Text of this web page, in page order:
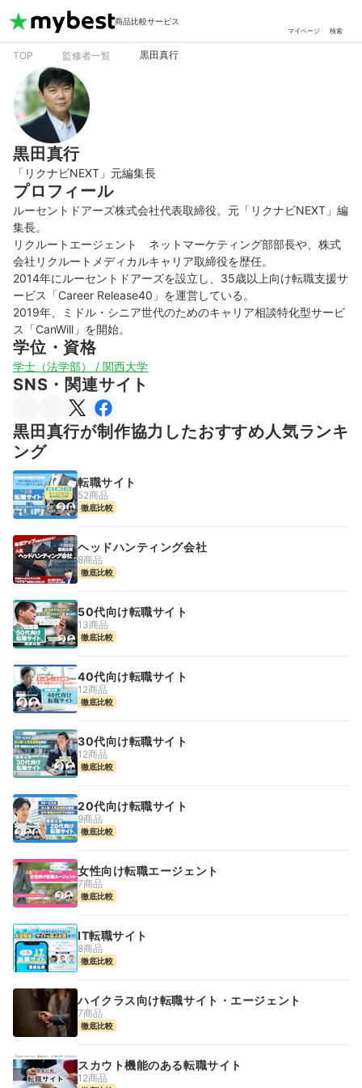
商品比較サービス
マイページ 検索
TOP 監修者一覧 黒田真行
黒田真行
「リクナビNEXT」元編集長
プロフィール
ルーセントドアーズ株式会社代表取締役。元「リクナビNEXT」編
集長。
リクルートエージェント　ネットマーケティング部部長や、株式
会社リクルートメディカルキャリア取締役を歴任。
2014年にルーセントドアーズを設立し、35歳以上向け転職支援サ
ービス「Career Release40」を運営している。
2019年、ミドル・シニア世代のためのキャリア相談特化型サービ
ス「CanWill」を開始。
学位・資格
学士（法学部） / 関西大学
SNS・関連サイト
黒田真行が制作協力したおすすめ人気ランキ
ング
転職サイト
52商品
徹底比較
ヘッドハンティング会社
8商品
徹底比較
50代向け転職サイト
13商品
徹底比較
40代向け転職サイト
12商品
徹底比較
30代向け転職サイト
12商品
徹底比較
20代向け転職サイト
9商品
徹底比較
女性向け転職エージェント
7商品
徹底比較
IT転職サイト
8商品
徹底比較
ハイクラス向け転職サイト・エージェント
7商品
徹底比較
スカウト機能のある転職サイト
12商品